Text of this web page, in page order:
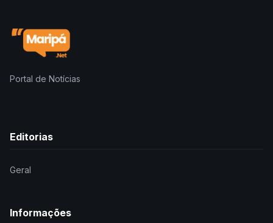
Portal de Notícias
Editorias
Geral
Informações